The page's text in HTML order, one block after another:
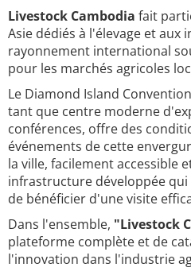
Livestock Cambodia fait
Asie dédiés à l'élevage et aux
rayonnement international
pour les marchés agricoles
Le Diamond Island
tant que centre moderne
conférences, offre des
événements de cette
la ville, facilement accessible
infrastructure développée
de bénéficier d'une visite
Dans l'ensemble, "Livestock
plateforme complète et de
l'innovation dans l'industrie